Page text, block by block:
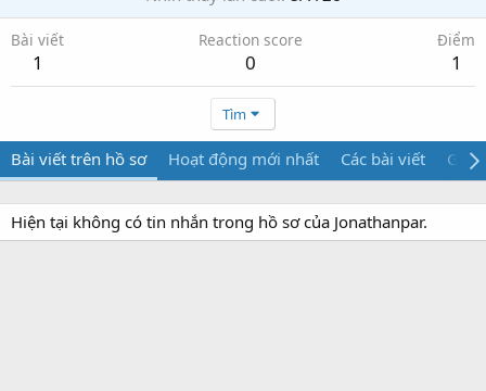
Bài viết
1
Reaction score
0
Điểm
1
Tìm
Bài viết trên hồ sơ Hoạt động mới nhất Các bài viết Giới
Hiện tại không có tin nhắn trong hồ sơ của Jonathanpar.